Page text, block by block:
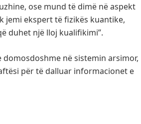
ose mund të dimë në aspekt
jemi ekspert të fizikës kuantike,
duhet një lloj kualifikimi”.
në sistemin arsimor,
për të dalluar informacionet e